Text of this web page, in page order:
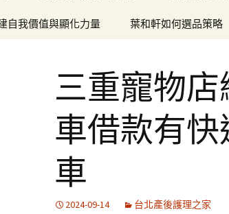
自我價值與顯化力量 葉和軒如何選品策略
三重寵物
車借款有
車
2024-09-14 台北產後護理之家